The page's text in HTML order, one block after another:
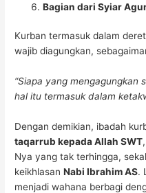
Bagian dari Syiar
Kurban termasuk dalam
“Siapa yang mengagungkan
hal itu termasuk dalam
Dengan demikian, ibadah
taqarrub kepada Allah SWT
Nya yang tak terhingga,
keikhlasanNabi Ibrahim AS.
menjadi wahana berbagi